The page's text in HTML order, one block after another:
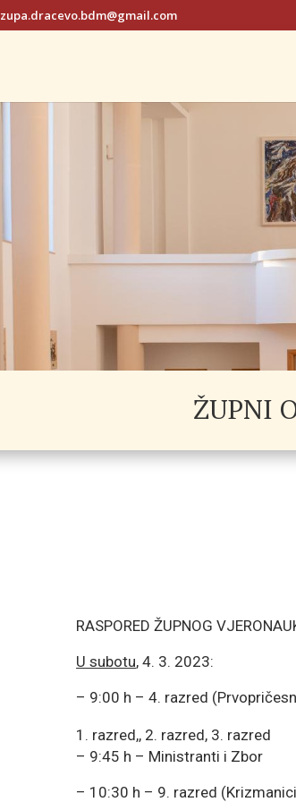
zupa.dracevo.bdm@gmail.com
ŽUPNI
RASPORED ŽUPNOG
U subotu, 4. 3. 2023:
– 9:00 h – 4. razred
razred,, 2. razred, 3. razred
– 9:45 h – Ministranti i Zbor
– 10:30 h – 9. razred